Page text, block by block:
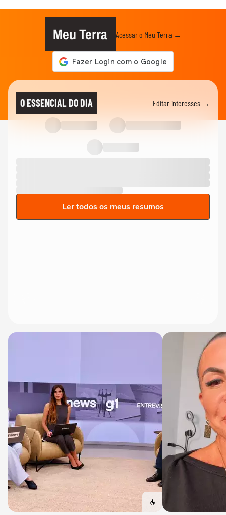
Meu Terra Acessar o Meu Terra →
O ESSENCIAL DO DIA Editar interesses →
Ler todos os meus resumos